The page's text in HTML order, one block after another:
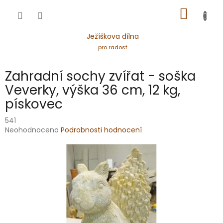
Ježíškova dílna
pro radost
KOŠÍK
Zahradní sochy zvířat - soška
Veverky, výška 36 cm, 12 kg,
pískovec
541
Průměrné
Neohodnoceno Podrobnosti hodnocení